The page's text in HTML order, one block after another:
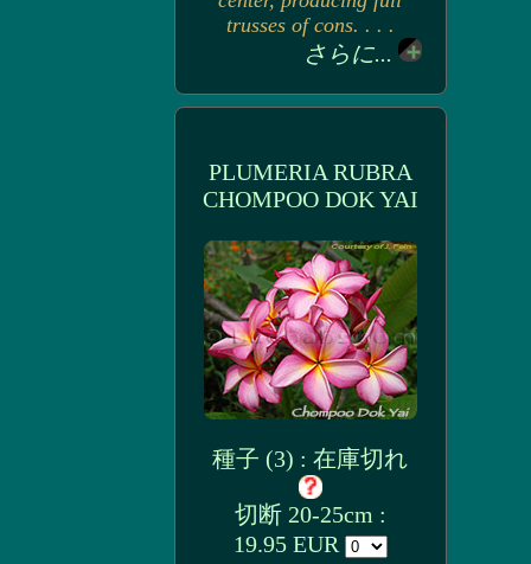
trusses of cons. . . .
さらに...
PLUMERIA RUBRA
CHOMPOO DOK YAI
種子 (3) : 在庫切れ
切断 20-25cm :
19.95 EUR